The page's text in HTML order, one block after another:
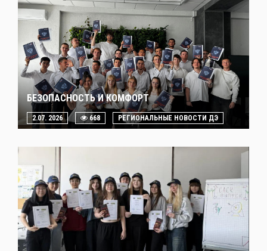
БЕЗОПАСНОСТЬ И КОМФОРТ
2.07. 2026 668 РЕГИОНАЛЬНЫЕ НОВОСТИ ДЭ